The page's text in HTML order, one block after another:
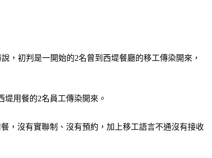
，初判是一開始的2名曾到西堤餐廳的移工傳染開來，
用餐的2名員工傳染開來。
，沒有實聯制、沒有預約，加上移工語言不通沒有接收